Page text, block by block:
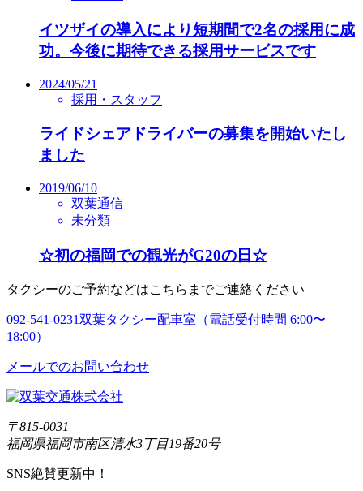
イツザイの導入により短期間で2名の採用に成
功。今後に期待できる採用サービスです
2024/05/21
採用・スタッフ
ライドシェアドライバーの募集を開始いたし
ました
2019/06/10
双葉通信
未分類
☆初の福岡での観光がG20の日☆
タクシーのご予約などはこちらまでご連絡ください
092-541-0231双葉タクシー配車室（電話受付時間 6:00〜
18:00）
メールでのお問い合わせ
〒815-0031
福岡県福岡市南区清水3丁目19番20号
SNS絶賛更新中！